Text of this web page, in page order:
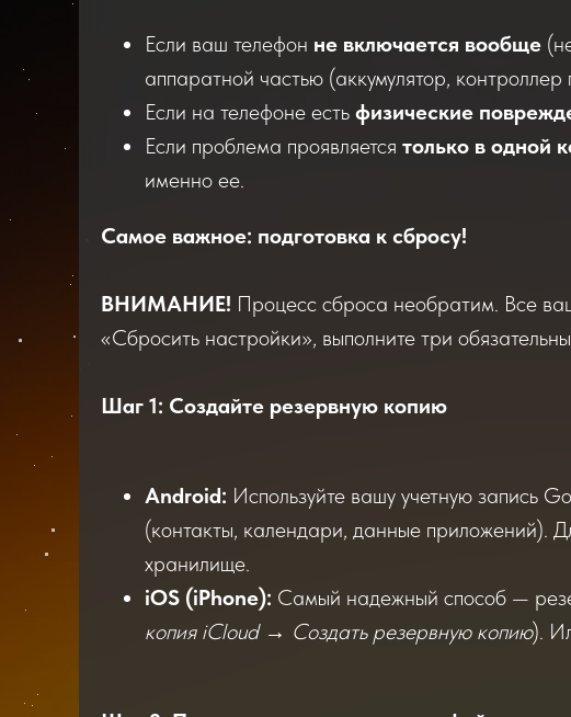
Если ваш телефон не включается вообще
аппаратной частью (аккумулятор, контроллер
Если на телефоне есть физические
Если проблема проявляется только в одной
именно ее.
Самое важное: подготовка к сбросу!
ВНИМАНИЕ! Процесс сброса необратим. Все
«Сбросить настройки», выполните три
Шаг 1: Создайте резервную копию
Android: Используйте вашу учетную запись
(контакты, календари, данные приложений).
хранилище.
iOS (iPhone): Самый надежный способ —
копия iCloud → Создать резервную копию).